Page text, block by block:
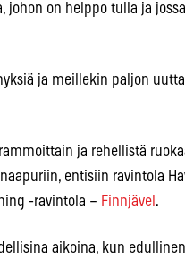
johon on helppo tulla ja
ja meillekin paljon
ja rehellistä
entisiin ravintola
-ravintola – Finnjävel .
aikoina, kun